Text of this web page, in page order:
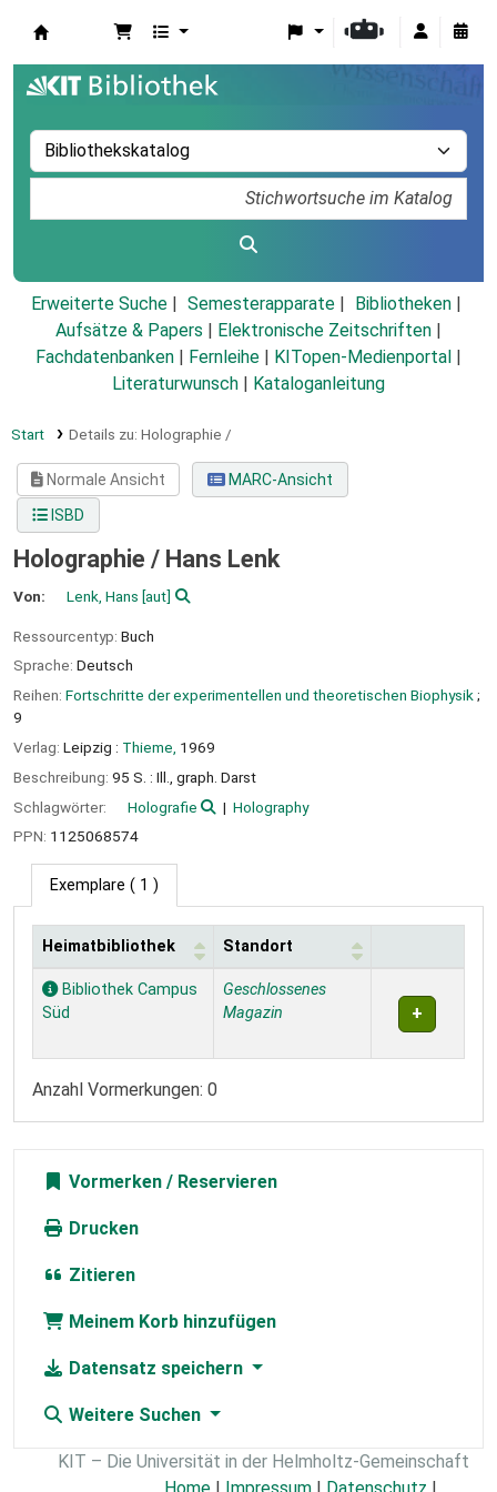
Erweiterte Suche Semesterapparate
Bibliotheken
Aufsätze & Papers
Elektronische Zeitschriften
Fachdatenbanken
Fernleihe KITopen-Medienportal
Literaturwunsch
Kataloganleitung
Start Details zu: Holographie /
Normale Ansicht
MARC-Ansicht
ISBD
Holographie / Hans Lenk
Von: Lenk, Hans [aut]
Ressourcentyp: Buch
Sprache: Deutsch
Reihen: Fortschritte der experimentellen und theoretischen Biophysik ;
9
Verlag: Leipzig : Thieme, 1969
Beschreibung: 95 S. : Ill., graph. Darst
Schlagwörter:
Holografie
Holography
PPN: 1125068574
Exemplare ( 1 )
Exemplare
Heimatbibliothek Standort
Bibliothek Campus
Süd
Geschlossenes
Magazin
Anzahl Vormerkungen: 0
Vormerken
Drucken
Zitieren
Meinem Korb hinzufügen
Datensatz speichern
Weitere Suchen
KIT – Die Universität in der Helmholtz-Gemeinschaft